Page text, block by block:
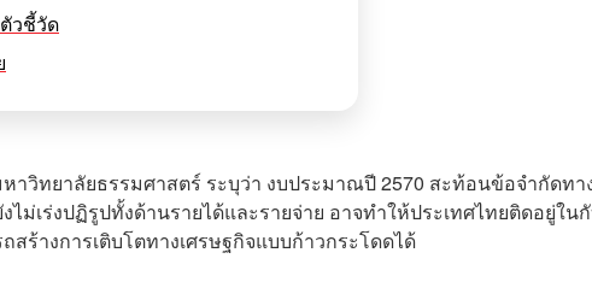
วชี้วัด
าวิทยาลัยธรรมศาสตร์ ระบุว่า งบประมาณปี 2570 สะท้อนข้อจำกัดทา
ม่เร่งปฏิรูปทั้งด้านรายได้และรายจ่าย อาจทำให้ประเทศไทยติดอยู่ใน
ร้างการเติบโตทางเศรษฐกิจแบบก้าวกระโดดได้